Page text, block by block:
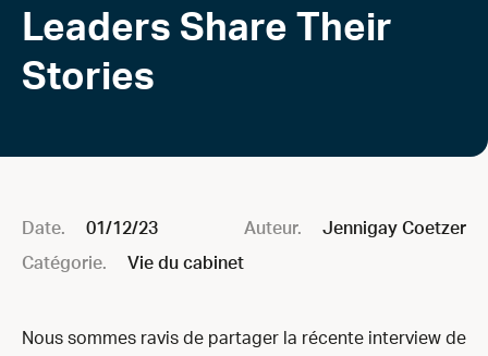
Leaders Share Their
Stories
Date. 01/12/23 Auteur.
Jennigay Coetzer
Catégorie.
Vie du cabinet
Nous sommes ravis de partager la récente interview de